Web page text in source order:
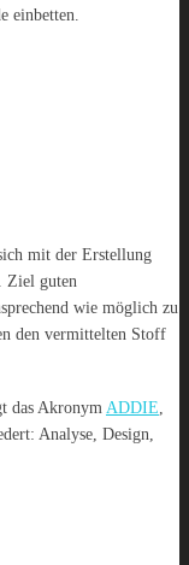
einbetten.
mit der Erstellung
Ziel guten
wie möglich zu
den vermittelten Stoff
das Akronym ADDIE,
Analyse, Design,